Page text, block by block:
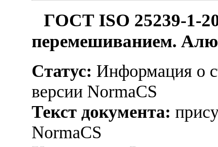
ГОСТ ISO 25239-1-
перемешиванием.
Статус: Информация о
версии NormaCS
Текст документа:
NormaCS